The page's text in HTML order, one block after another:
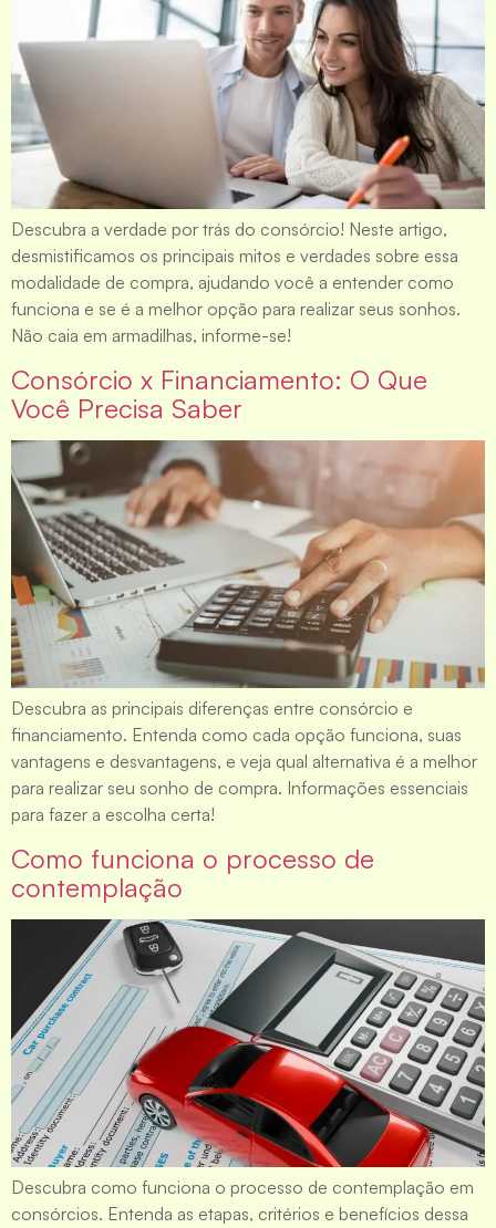
Descubra a verdade por trás do consórcio! Neste artigo,
desmistificamos os principais mitos e verdades sobre essa
modalidade de compra, ajudando você a entender como
funciona e se é a melhor opção para realizar seus sonhos.
Não caia em armadilhas, informe-se!
Consórcio x Financiamento: O Que
Você Precisa Saber
Descubra as principais diferenças entre consórcio e
financiamento. Entenda como cada opção funciona, suas
vantagens e desvantagens, e veja qual alternativa é a melhor
para realizar seu sonho de compra. Informações essenciais
para fazer a escolha certa!
Como funciona o processo de
contemplação
Descubra como funciona o processo de contemplação em
consórcios. Entenda as etapas, critérios e benefícios dessa